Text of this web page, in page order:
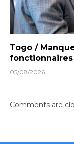
Togo /
fonctionnaires
05/08/2026
Comments are